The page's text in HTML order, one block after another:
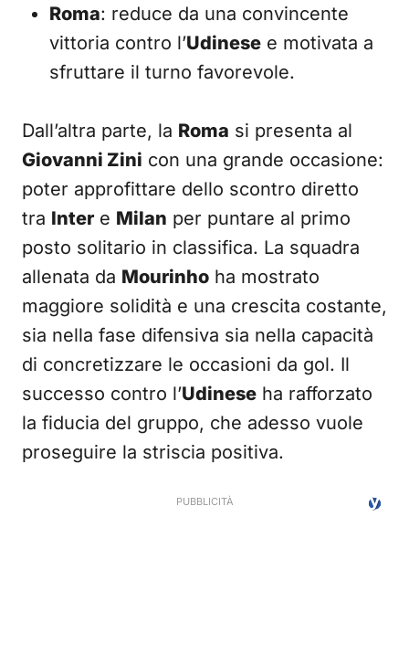
Roma: reduce da una convincente
vittoria contro l’Udinese e motivata a
sfruttare il turno favorevole.
Dall’altra parte, la Roma si presenta al
Giovanni Zini con una grande occasione:
poter approfittare dello scontro diretto
tra Inter e Milan per puntare al primo
posto solitario in classifica. La squadra
allenata da Mourinho ha mostrato
maggiore solidità e una crescita costante,
sia nella fase difensiva sia nella capacità
di concretizzare le occasioni da gol. Il
successo contro l’Udinese ha rafforzato
la fiducia del gruppo, che adesso vuole
proseguire la striscia positiva.